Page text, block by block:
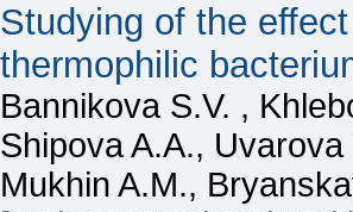
Studying of the
thermophilic
Bannikova S.V. ,
Shipova A.A., Uvarova
Mukhin A.М.,